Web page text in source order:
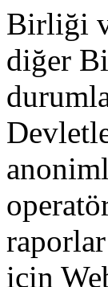
Birliği
diğer
raporlar
için